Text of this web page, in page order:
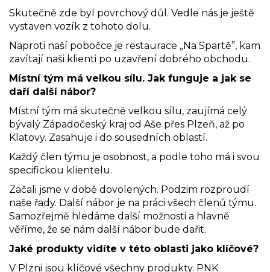
Skutečně zde byl povrchový důl. Vedle nás je ještě
vystaven vozík z tohoto dolu.
Naproti naší pobočce je restaurace „Na Spartě”, kam
zavítají naši klienti po uzavření dobrého obchodu.
Místní tým má velkou sílu. Jak funguje a jak se
daří další nábor?
Místní tým má skutečně velkou sílu, zaujímá celý
bývalý Západočeský kraj od Aše přes Plzeň, až po
Klatovy. Zasahuje i do sousedních oblastí.
Každý člen týmu je osobnost, a podle toho má i svou
specifickou klientelu.
Začali jsme v době dovolených. Podzim rozproudí
naše řady. Další nábor je na práci všech členů týmu.
Samozřejmě hledáme další možnosti a hlavně
věříme, že se nám další nábor bude dařit.
Jaké produkty vidíte v této oblasti jako klíčové?
V Plzni jsou klíčové všechny produkty. PNK